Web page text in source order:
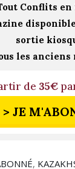
Conflits
sortie
les anciens
de 35€
> JE
,